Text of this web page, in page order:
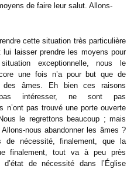
de faire leur salut. Allons-
cette situation très particulière
laisser prendre les moyens pour
exceptionnelle, nous le
une fois n’a pour but que de
âmes. Eh bien ces raisons
pas intéresser, ne sont pas
pas trouvé une porte ouverte
le regrettons beaucoup ; mais
nous abandonner les âmes ?
de nécessité, finalement, que la
finalement, tout va à peu près
de nécessité dans l’Église